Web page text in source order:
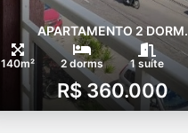
APARTAMENTO 2 DORM.
140m² 2 dorms 1 suíte
R$ 360.000